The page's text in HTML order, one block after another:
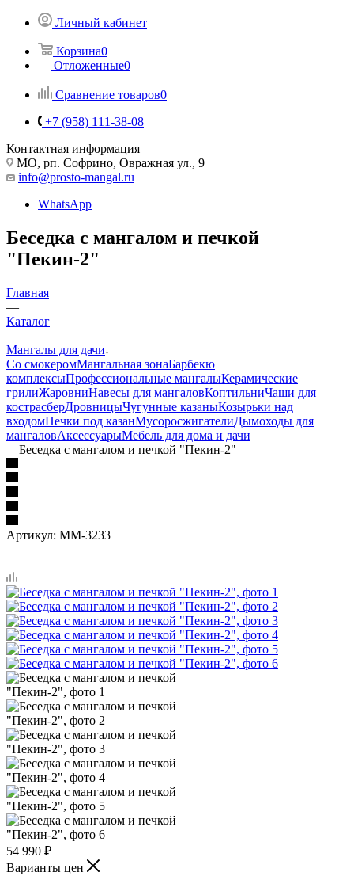
Личный кабинет
Корзина0
Отложенные0
Сравнение товаров0
+7 (958) 111-38-08
Контактная информация
МО, рп. Софрино, Овражная ул., 9
info@prosto-mangal.ru
WhatsApp
Беседка с мангалом и печкой
"Пекин-2"
Главная
—
Каталог
—
Мангалы для дачи
Со смокеромМангальная зонаБарбекю
комплексыПрофессиональные мангалыКерамические
грилиЖаровниНавесы для мангаловКоптильниЧаши для
кострасберДровницыЧугунные казаныКозырьки над
входомПечки под казанМусоросжигателиДымоходы для
мангаловАксессуарыМебель для дома и дачи
—Беседка с мангалом и печкой "Пекин-2"
Артикул: ММ-3233
54 990 ₽
Варианты цен